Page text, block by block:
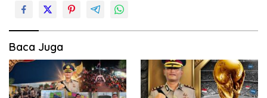
Baca Juga